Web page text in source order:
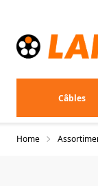
Câbles
Home